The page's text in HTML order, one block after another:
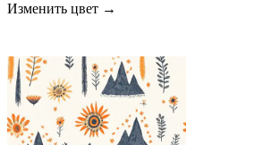
Изменить цвет →